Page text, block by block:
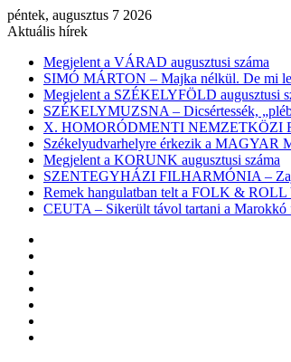
péntek, augusztus 7 2026
Aktuális hírek
Megjelent a VÁRAD augusztusi száma
SIMÓ MÁRTON – Majka nélkül. De mi
Megjelent a SZÉKELYFÖLD augusztusi
SZÉKELYMUZSNA – Dicsértessék,
X. HOMORÓDMENTI NEMZETKÖZI
Székelyudvarhelyre érkezik a MAGYAR
Megjelent a KORUNK augusztusi száma
SZENTEGYHÁZI FILHARMÓNIA –
Remek hangulatban telt a FOLK &
CEUTA – Sikerült távol tartani a